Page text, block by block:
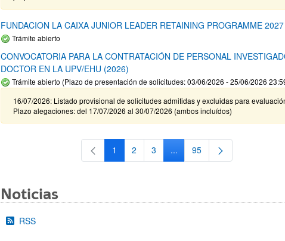
FUNDACION LA CAIXA JUNIOR LEADER RETAINING PROGRAMME 2027
Trámite abierto
CONVOCATORIA PARA LA CONTRATACIÓN DE PERSONAL
DOCTOR EN LA UPV/EHU (2026)
Trámite abierto (Plazo de presentación de solicitudes: 03/06/2026 - 25/06/2026
16/07/2026: Listado provisional de solicitudes admitidas y excluidas para
Plazo alegaciones: del 17/07/2026 al 30/07/2026 (ambos incluídos)
Página
1 Página
2 Página
3 ...Páginas intermedias Use
Página
95
Noticias
RSS